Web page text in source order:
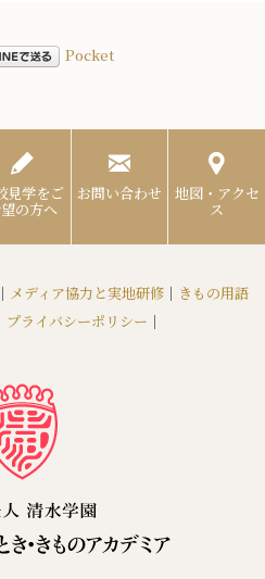
Pocket
見学をご
の方へ
お問い合わせ 地図・アクセ
ス
｜ メディア協力と実地研修 ｜ きもの用語
プライバシーポリシー ｜